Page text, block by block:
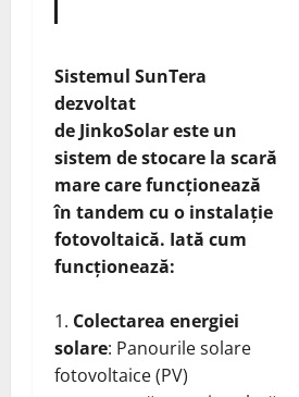
Sistemul SunTera
dezvoltat
de JinkoSolar este un
sistem de stocare la scară
mare care funcționează
în tandem cu o instalație
fotovoltaică. Iată cum
funcționează:
Colectarea energiei
solare: Panourile solare
fotovoltaice (PV)